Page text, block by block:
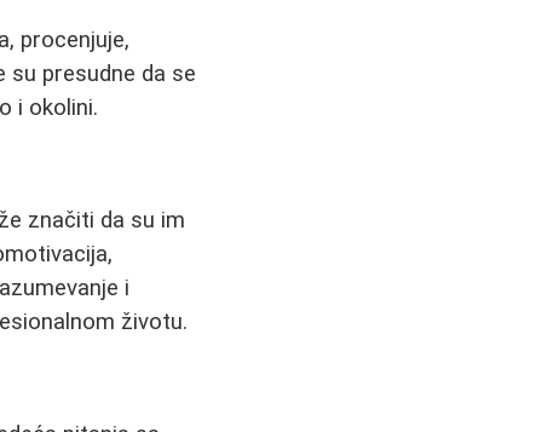
procenjuje,
su presudne da se
i okolini.
značiti da su im
i
životu.